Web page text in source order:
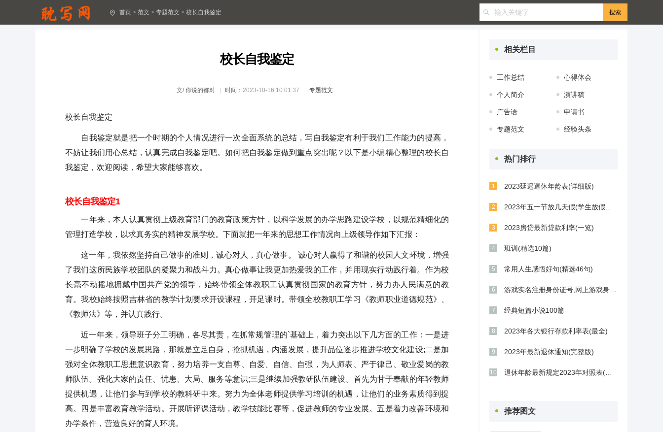
首页 > 范文 > 专题范文 > 校长自我鉴定
校长自我鉴定
文/你说的都对 时间： 2023-10-16 10:01:37 专题范文
校长自我鉴定
自我鉴定就是把一个时期的个人情况进行一次全面系统的总结，写自我鉴定有利于我们工作能力的提高，
不妨让我们用心总结，认真完成自我鉴定吧。如何把自我鉴定做到重点突出呢？以下是小编精心整理的校长自
我鉴定，欢迎阅读，希望大家能够喜欢。
校长自我鉴定1
一年来，本人认真贯彻上级教育部门的教育政策方针，以科学发展的办学思路建设学校，以规范精细化的
管理打造学校，以求真务实的精神发展学校。下面就把一年来的思想工作情况向上级领导作如下汇报：
这一年，我依然坚持自己做事的准则，诚心对人，真心做事。 诚心对人赢得了和谐的校园人文环境，增强
了我们这所民族学校团队的凝聚力和战斗力。真心做事让我更加热爱我的工作，并用现实行动践行着。作为校
长毫不动摇地拥戴中国共产党的领导，始终带领全体教职工认真贯彻国家的教育方针，努力办人民满意的教
育。我校始终按照吉林省的教学计划要求开设课程，开足课时。带领全校教职工学习《教师职业道德规范》、
《教师法》等，并认真践行。
近一年来，领导班子分工明确，各尽其责，在抓常规管理的`基础上，着力突出以下几方面的工作：一是进
一步明确了学校的发展思路，那就是立足自身，抢抓机遇，内涵发展，提升品位逐步推进学校文化建设;二是加
强对全体教职工思想意识教育，努力培养一支自尊、自爱、自信、自强，为人师表、严于律己、敬业爱岗的教
师队伍。强化大家的责任、忧患、大局、服务等意识;三是继续加强教研队伍建设。首先为甘于奉献的年轻教师
提供机遇，让他们参与到学校的教科研中来。努力为全体老师提供学习培训的机遇，让他们的业务素质得到提
高。四是丰富教育教学活动。开展听评课活动，教学技能比赛等，促进教师的专业发展。五是着力改善环境和
办学条件，营造良好的育人环境。
各种协议书的格式(30篇)
协议书范本(精选40篇)
抗旱应急预案
村委会贫困生证明15篇(热)
相关栏目
工作总结 心得体会
个人简介 演讲稿
广告语 申请书
专题范文 经验头条
热门排行
1 2023延迟退休年龄表(详细版)
2
3 2023房贷最新贷款利率(一览)
4 班训(精选10篇)
5 常用人生感悟好句(精选46句)
6
7 经典短篇小说100篇
8 2023年各大银行存款利率表(最全)
9 2023年最新退休通知(完整版)
10
推荐图文